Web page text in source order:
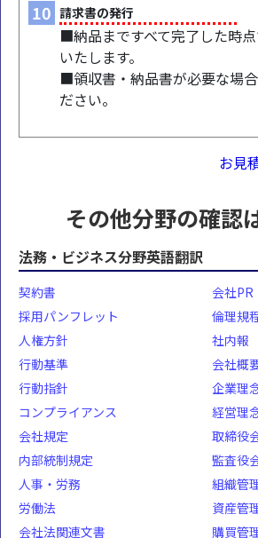
10 請求書の発行
■納品まですべて完了した時
いたします。
■領収書・納品書が必要な場
ださい。
お見
その他分野の確認
法務・ビジネス分野英語翻訳
契約書
採用パンフレット
人権方針
行動基準
行動指針
コンプライアンス
会社規定
内部統制規定
人事・労務
労働法
会社法関連文書
会社PR
倫理規
社内報
会社概
企業理
経営理
取締役
監査役
組織管
資産管
購買管